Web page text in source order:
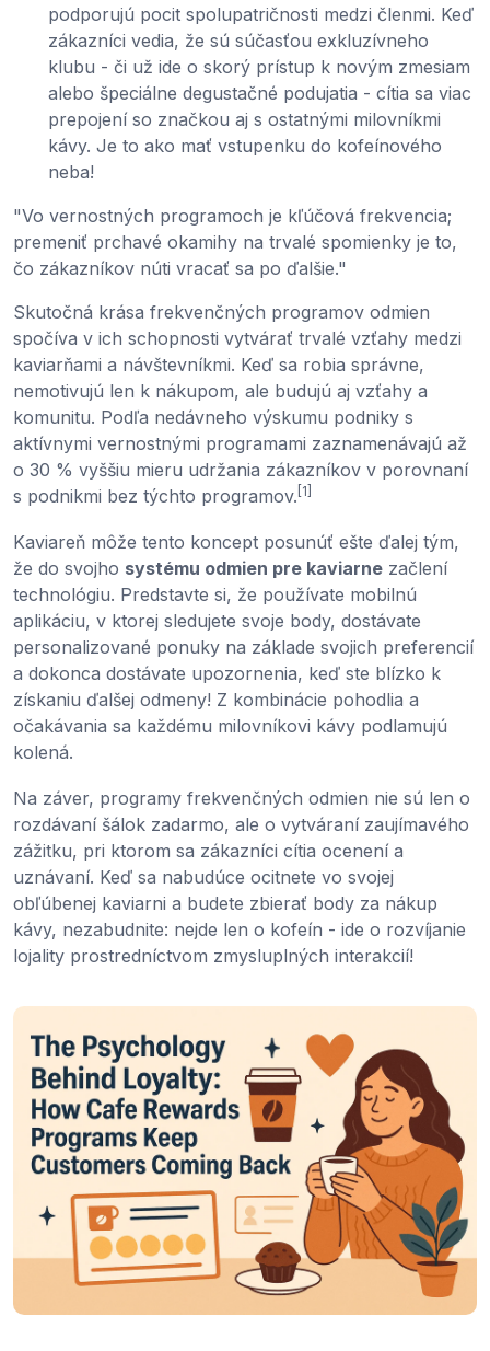
podporujú pocit spolupatričnosti medzi členmi. Keď
zákazníci vedia, že sú súčasťou exkluzívneho
klubu - či už ide o skorý prístup k novým zmesiam
alebo špeciálne degustačné podujatia - cítia sa viac
prepojení so značkou aj s ostatnými milovníkmi
kávy. Je to ako mať vstupenku do kofeínového
neba!
"Vo vernostných programoch je kľúčová frekvencia;
premeniť prchavé okamihy na trvalé spomienky je to,
čo zákazníkov núti vracať sa po ďalšie."
Skutočná krása frekvenčných programov odmien
spočíva v ich schopnosti vytvárať trvalé vzťahy medzi
kaviarňami a návštevníkmi. Keď sa robia správne,
nemotivujú len k nákupom, ale budujú aj vzťahy a
komunitu. Podľa nedávneho výskumu podniky s
aktívnymi vernostnými programami zaznamenávajú až
o 30 % vyššiu mieru udržania zákazníkov v porovnaní
s podnikmi bez týchto programov. [1]
Kaviareň môže tento koncept posunúť ešte ďalej tým,
že do svojho systému odmien pre kaviarne začlení
technológiu. Predstavte si, že používate mobilnú
aplikáciu, v ktorej sledujete svoje body, dostávate
personalizované ponuky na základe svojich preferencií
a dokonca dostávate upozornenia, keď ste blízko k
získaniu ďalšej odmeny! Z kombinácie pohodlia a
očakávania sa každému milovníkovi kávy podlamujú
kolená.
Na záver, programy frekvenčných odmien nie sú len o
rozdávaní šálok zadarmo, ale o vytváraní zaujímavého
zážitku, pri ktorom sa zákazníci cítia ocenení a
uznávaní. Keď sa nabudúce ocitnete vo svojej
obľúbenej kaviarni a budete zbierať body za nákup
kávy, nezabudnite: nejde len o kofeín - ide o rozvíjanie
lojality prostredníctvom zmysluplných interakcií!